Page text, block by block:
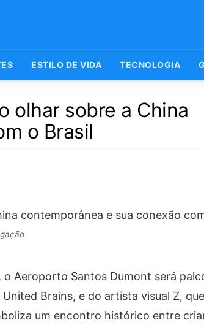
ESTILO DE VIDA TECNOLOGIA
olhar sobre a China
o Brasil
Aeroporto Santos Dumont será
Brains, e do artista visual Z,
um encontro histórico entre